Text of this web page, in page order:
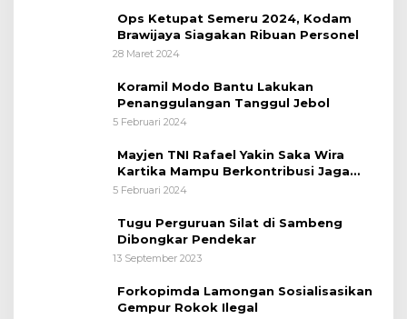
Ops Ketupat Semeru 2024, Kodam
Brawijaya Siagakan Ribuan Personel
28 Maret 2024
Koramil Modo Bantu Lakukan
Penanggulangan Tanggul Jebol
5 Februari 2024
Mayjen TNI Rafael Yakin Saka Wira
Kartika Mampu Berkontribusi Jaga
Kelestarian Alam
5 Februari 2024
Tugu Perguruan Silat di Sambeng
Dibongkar Pendekar
13 September 2023
Forkopimda Lamongan Sosialisasikan
Gempur Rokok Ilegal